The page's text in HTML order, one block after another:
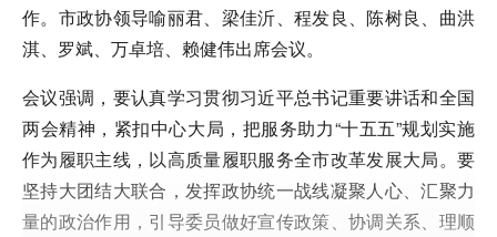
作。市政协领导喻丽君、梁佳沂、程发良、陈树良、曲洪
淇、罗斌、万卓培、赖健伟出席会议。
会议强调，要认真学习贯彻习近平总书记重要讲话和全国
两会精神，紧扣中心大局，把服务助力“十五五”规划实施
作为履职主线，以高质量履职服务全市改革发展大局。要
坚持大团结大联合，发挥政协统一战线凝聚人心、汇聚力
量的政治作用，引导委员做好宣传政策、协调关系、理顺